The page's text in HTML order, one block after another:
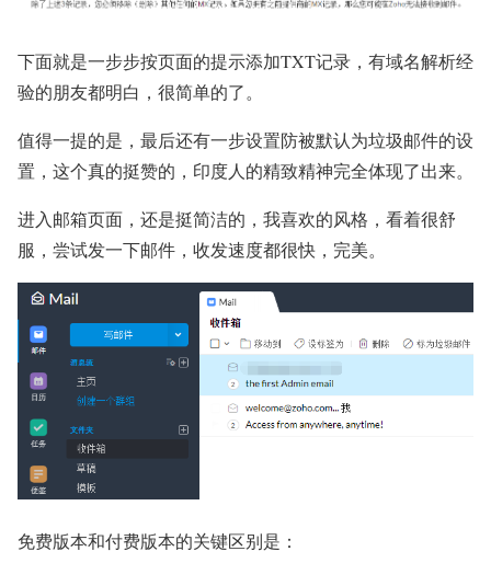
下面就是一步步按页面的提示添加TXT记录，有域名解析经
验的朋友都明白，很简单的了。
值得一提的是，最后还有一步设置防被默认为垃圾邮件的设
置，这个真的挺赞的，印度人的精致精神完全体现了出来。
进入邮箱页面，还是挺简洁的，我喜欢的风格，看着很舒
服，尝试发一下邮件，收发速度都很快，完美。
免费版本和付费版本的关键区别是：